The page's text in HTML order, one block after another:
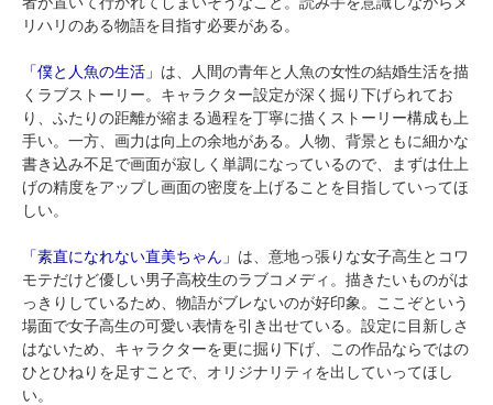
リハリのある物語を目指す必要がある。
「僕と人魚の生活」 は、人間の青年と人魚の女性の結婚生活を描
くラブストーリー。キャラクター設定が深く掘り下げられてお
り、ふたりの距離が縮まる過程を丁寧に描くストーリー構成も上
手い。一方、画力は向上の余地がある。人物、背景ともに細かな
書き込み不足で画面が寂しく単調になっているので、まずは仕上
げの精度をアップし画面の密度を上げることを目指していってほ
しい。
「素直になれない直美ちゃん」 は、意地っ張りな女子高生とコワ
モテだけど優しい男子高校生のラブコメディ。描きたいものがは
っきりしているため、物語がブレないのが好印象。ここぞという
場面で女子高生の可愛い表情を引き出せている。設定に目新しさ
はないため、キャラクターを更に掘り下げ、この作品ならではの
ひとひねりを足すことで、オリジナリティを出していってほし
い。